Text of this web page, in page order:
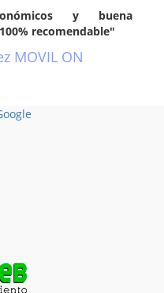
y buena
recomendable"
MOVIL ON